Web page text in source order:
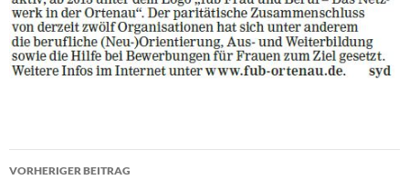
Beitragsnavigation
VORHERIGER BEITRAG